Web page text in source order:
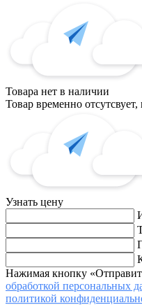
Товара нет в наличии
Товар временно
Узнать цену
Нажимая кнопку
обработкой персональных
политикой